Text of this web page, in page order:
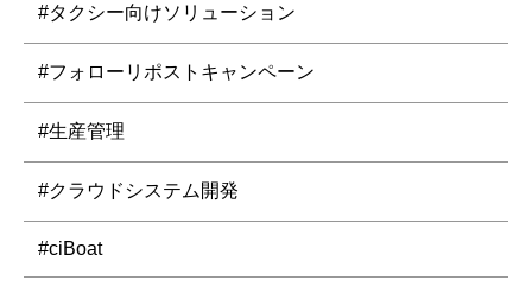
#タクシー向けソリューション
#フォローリポストキャンペーン
#生産管理
#クラウドシステム開発
#ciBoat